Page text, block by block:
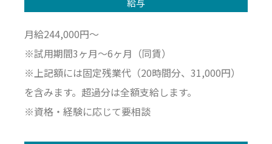
給与
月給244,000円～
※試用期間3ヶ月～6ヶ月（同賃）
※上記額には固定残業代（20時間分、31,000円）
を含みます。超過分は全額支給します。
※資格・経験に応じて要相談